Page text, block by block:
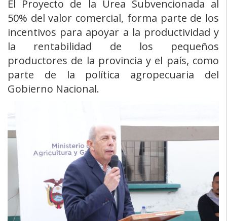
El Proyecto de la Urea Subvencionada al
50% del valor comercial, forma parte de los
incentivos para apoyar a la productividad y
la rentabilidad de los pequeños
productores de la provincia y el país, como
parte de la política agropecuaria del
Gobierno Nacional.